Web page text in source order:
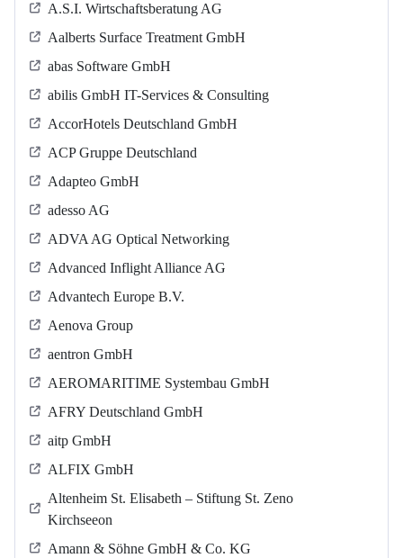
A.S.I. Wirtschaftsberatung AG
Aalberts Surface Treatment GmbH
abas Software GmbH
abilis GmbH IT-Services & Consulting
AccorHotels Deutschland GmbH
ACP Gruppe Deutschland
Adapteo GmbH
adesso AG
ADVA AG Optical Networking
Advanced Inflight Alliance AG
Advantech Europe B.V.
Aenova Group
aentron GmbH
AEROMARITIME Systembau GmbH
AFRY Deutschland GmbH
aitp GmbH
ALFIX GmbH
Altenheim St. Elisabeth – Stiftung St. Zeno
Kirchseeon
Amann & Söhne GmbH & Co. KG